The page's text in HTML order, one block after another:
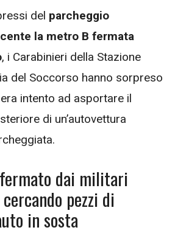
del parcheggio
la metro B fermata
, i Carabinieri della Stazione
del Soccorso hanno sorpreso
intento ad asportare il
di un’autovettura
dai militari
pezzi di
in sosta